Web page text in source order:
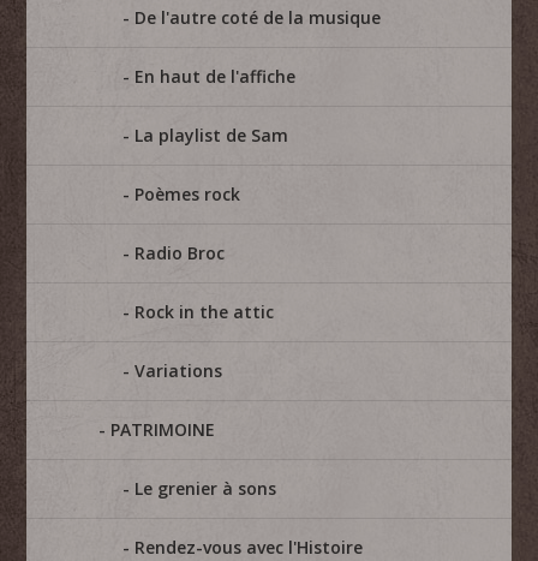
De l'autre coté de la musique
En haut de l'affiche
La playlist de Sam
Poèmes rock
Radio Broc
Rock in the attic
Variations
PATRIMOINE
Le grenier à sons
Rendez-vous avec l'Histoire